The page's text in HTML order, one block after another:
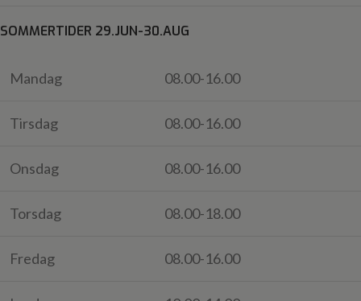
SOMMERTIDER 29.JUN-30.AUG
Mandag 08.00-16.00
Tirsdag 08.00-16.00
Onsdag 08.00-16.00
Torsdag 08.00-18.00
Fredag 08.00-16.00